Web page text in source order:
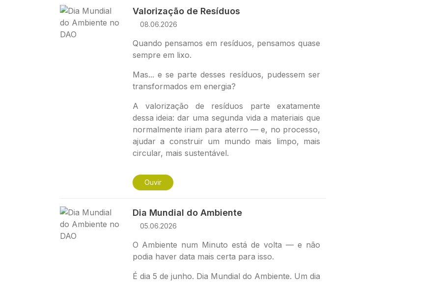
Imagem Valorização de Resíduos
08.06.2026
Quando pensamos em resíduos, pensamos quase
sempre em lixo.
Mas... e se parte desses resíduos, pudessem ser
transformados em energia?
A valorização de resíduos parte exatamente
dessa ideia: dar uma segunda vida a materiais que
normalmente iriam para aterro — e, no processo,
ajudar a construir um mundo mais limpo, mais
circular, mais sustentável.
Ouvir
Imagem Dia Mundial do Ambiente
05.06.2026
O Ambiente num Minuto está de volta — e não
podia haver data mais certa para isso.
É dia 5 de junho. Dia Mundial do Ambiente. Um dia